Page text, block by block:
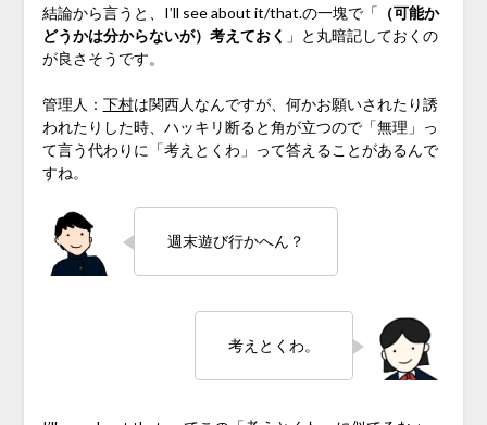
結論から言うと、I’ll see about it/that.の一塊で「 （可能か
どうかは分からないが）考えておく 」と丸暗記しておくの
が良さそうです。
管理人： 下村は関西人なんですが、何かお願いされたり誘
われたりした時、ハッキリ断ると角が立つので「無理」っ
て言う代わりに「考えとくわ」って答えることがあるんで
すね。
週末遊び行かへん？
考えとくわ。